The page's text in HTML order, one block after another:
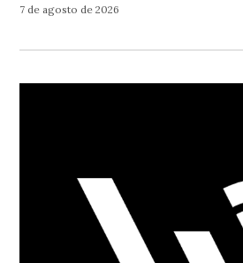
7 de agosto de 2026